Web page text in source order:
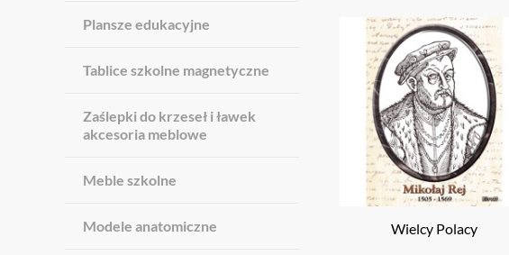
Plansze edukacyjne
Tablice szkolne magnetyczne
Zaślepki do krzeseł i ławek
akcesoria meblowe
Meble szkolne
Modele anatomiczne Wielcy Polacy